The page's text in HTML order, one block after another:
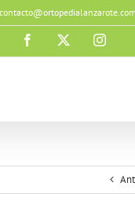
contacto@ortopedialanzarote.com
Facebook